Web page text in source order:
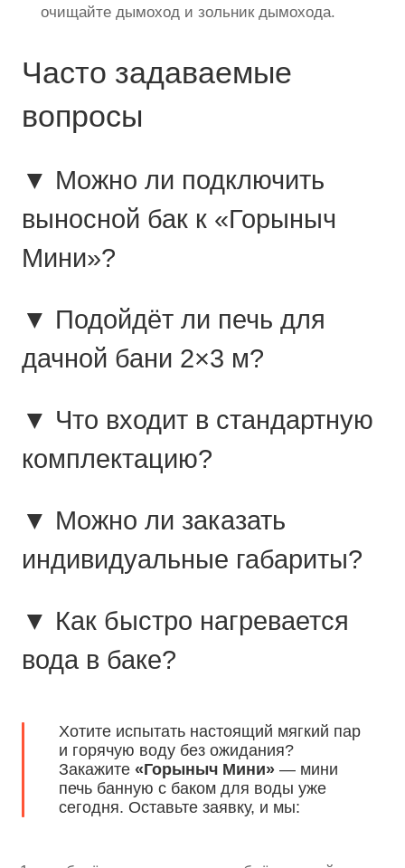
очищайте дымоход и зольник дымохода.
Часто задаваемые
вопросы
▼ Можно ли подключить
выносной бак к «Горыныч
Мини»?
▼ Подойдёт ли печь для
дачной бани 2×3 м?
▼ Что входит в стандартную
комплектацию?
▼ Можно ли заказать
индивидуальные габариты?
▼ Как быстро нагревается
вода в баке?
Хотите испытать настоящий мягкий пар
и горячую воду без ожидания?
Закажите «Горыныч Мини» — мини
печь банную с баком для воды уже
сегодня. Оставьте заявку, и мы: